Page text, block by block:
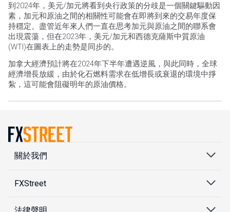
到2024年，美元/加元將看到央行政策的分歧是一個關鍵驅動因
素，加元和原油之間的相關性可能會在即將到來的交易年度保
持穩定。盡管近年來人們一直在思考加元與原油之間的聯系會
出現震蕩，但在2023年，美元/加元和西德克薩斯中質原油
(WTI)在圖表上的走勢是同步的。
加拿大經濟預計將在2024年下半年遭遇逆風，與此同時，全球
經濟增長放緩，由於化石燃料需求在低增長或衰退的環境中掙
紮，這可能會阻礙明年的原油價格。
關於我們
FXStreet
法律聲明